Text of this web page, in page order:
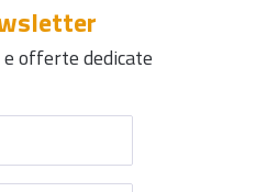
offerte dedicate